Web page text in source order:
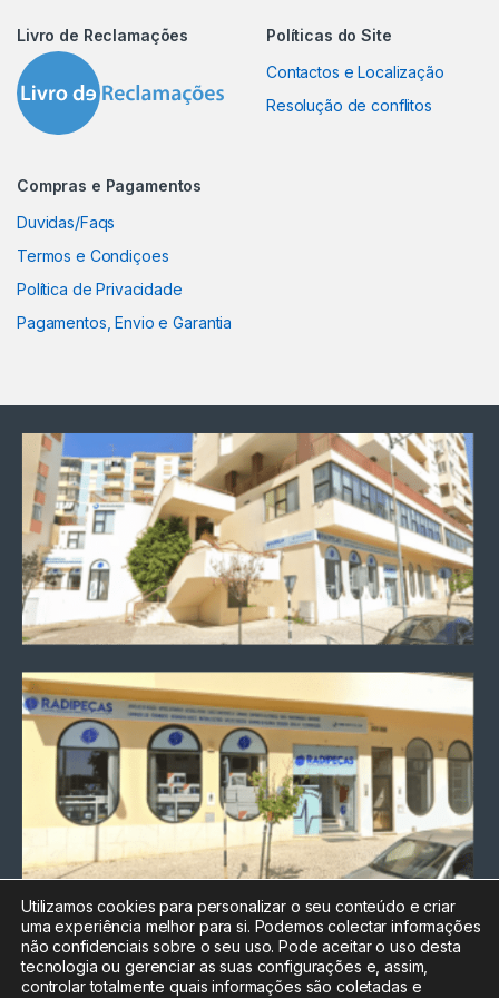
Livro de Reclamações
Políticas do Site
Contactos e Localização
Resolução de conflitos
Compras e Pagamentos
Duvidas/Faqs
Termos e Condiçoes
Política de Privacidade
Pagamentos, Envio e Garantia
Chamada para a rede fixa
nacional
Electrónica:212
Utilizamos cookies para personalizar o seu conteúdo e criar
uma experiência melhor para si. Podemos colectar informações
não confidenciais sobre o seu uso. Pode aceitar o uso desta
tecnologia ou gerenciar as suas configurações e, assim,
controlar totalmente quais informações são coletadas e